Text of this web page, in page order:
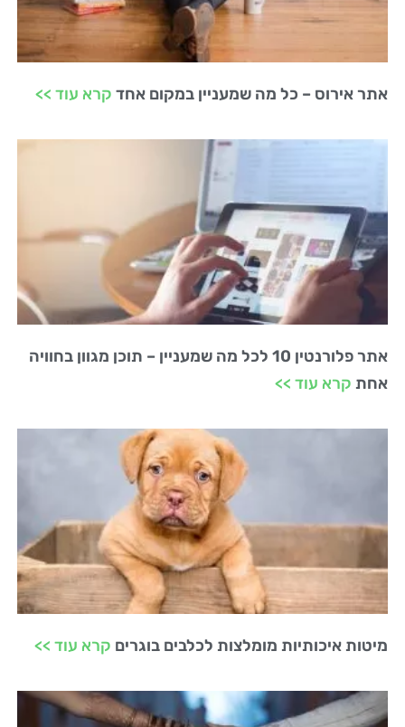
אתר אירוס – כל מה שמעניין במקום אחד קרא עוד >>
אתר פלורנטין 10 לכל מה שמעניין – תוכן מגוון בחוויה
אחת קרא עוד >>
מיטות איכותיות מומלצות לכלבים בוגרים קרא עוד >>